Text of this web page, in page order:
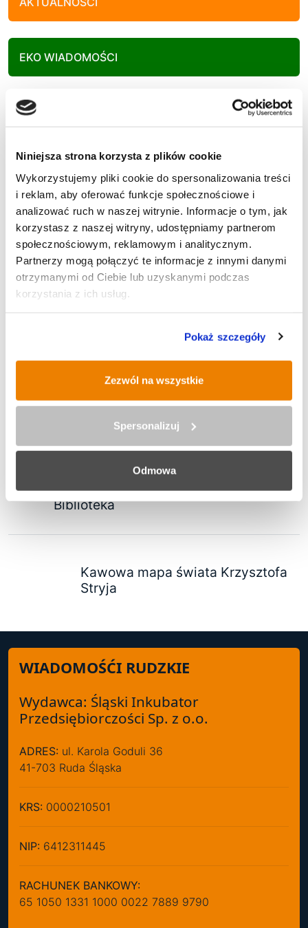
Niniejsza strona korzysta z plików cookie
Wykorzystujemy pliki cookie do spersonalizowania treści
i reklam, aby oferować funkcje społecznościowe i
analizować ruch w naszej witrynie. Informacje o tym, jak
korzystasz z naszej witryny, udostępniamy partnerom
społecznościowym, reklamowym i analitycznym.
Partnerzy mogą połączyć te informacje z innymi danymi
otrzymanymi od Ciebie lub uzyskanymi podczas
korzystania z ich usług.
Pokaż szczegóły
Zezwól na wszystkie
Spersonalizuj
Odmowa
EKO WIADOMOŚCI
KULTURA
POLECANE
Historyczna operacja inżynieryjna
na budowie trasy N-S
Śląskie dla Przedsiębiorcy: Kluczowe
instytucje rynku pracy w Stacji
Biblioteka
Kawowa mapa świata Krzysztofa
Stryja
WIADOMOŚĆI RUDZKIE
Wydawca: Śląski Inkubator
Przedsiębiorczości Sp. z o.o.
ADRES: ul. Karola Goduli 36
41-703 Ruda Śląska
KRS: 0000210501
NIP: 6412311445
RACHUNEK BANKOWY:
65 1050 1331 1000 0022 7889 9790